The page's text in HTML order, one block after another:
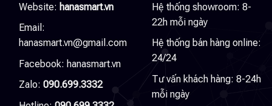
Website: hanasmart.vn
Email:
hanasmart.vn@gmail.com
Facebook: hanasmart.vn
Zalo: 090.699.3332
Hệ thống showroom: 8-
22h mỗi ngày
Hệ thống bán hàng online:
24/24
Tư vấn khách hàng: 8-24h
mỗi ngày